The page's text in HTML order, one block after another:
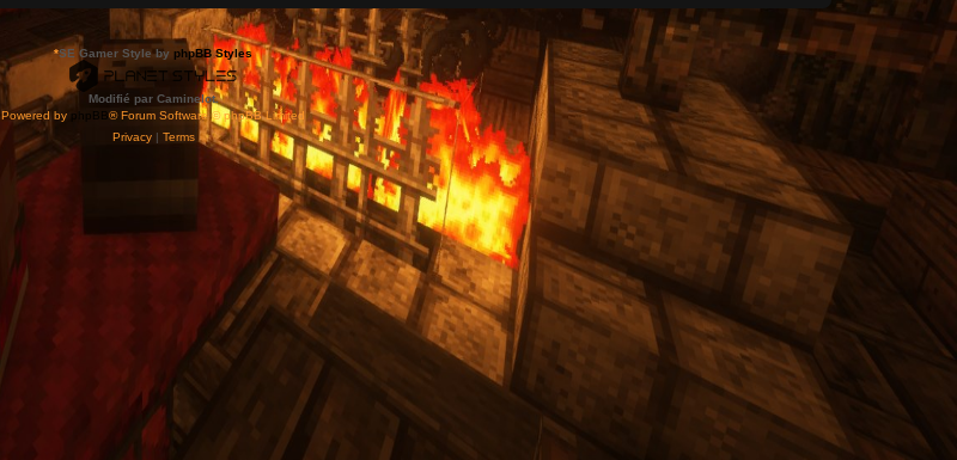
*SE Gamer Style by phpBB Styles
Modifié par Caminelot.
Powered by phpBB® Forum Software © phpBB Limited
Privacy| Terms